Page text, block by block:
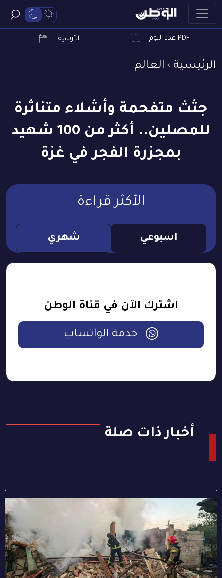
PDF عدد اليوم الأرشيف
الرئيسية العالم
جثث متفحمة وأشلاء متناثرة
للمصلين.. أكثر من 100 شهيد
بمجزرة الفجر في غزة
الأكثر قراءة
اسبوعي شهري
اشترك الآن في قناة الوطن
خدمة الواتساب
أخبار ذات صلة